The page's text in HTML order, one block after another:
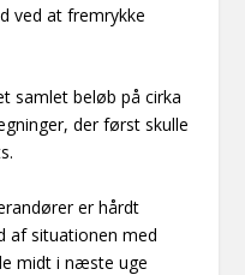
ved at fremrykke
samlet beløb på cirka
der først skulle
er hårdt
af situationen med
midt i næste uge